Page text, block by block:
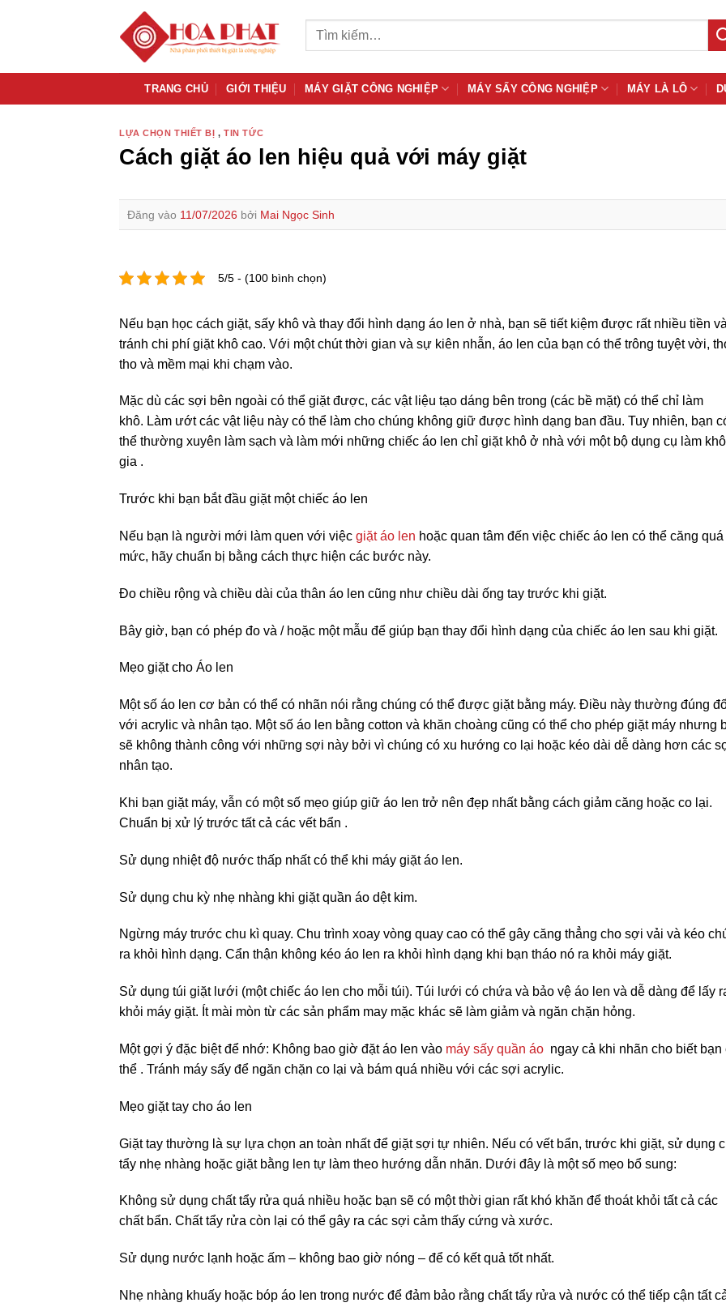
dung
Tìm
TRANG CHỦ GIỚI THIỆU MÁY GIẶT CÔNG NGHIỆP MÁY SẤY CÔNG NGHIỆP MÁY LÀ LÔ
LỰA CHỌN THIẾT BỊ , TIN TỨC
Cách giặt áo len hiệu quả với máy giặt
Đăng vào 11/07/2026 bởi Mai Ngọc Sinh
5/5 - (100 bình chọn)
Nếu bạn học cách giặt, sấy khô và thay đổi hình dạng áo len ở nhà, bạn sẽ tiết kiệm được rất nhiều tiền
tránh chi phí giặt khô cao. Với một chút thời gian và sự kiên nhẫn, áo len của bạn có thể trông tuyệt vời,
tho và mềm mại khi chạm vào.
Mặc dù các sợi bên ngoài có thể giặt được, các vật liệu tạo dáng bên trong (các bề mặt) có thể chỉ làm
khô. Làm ướt các vật liệu này có thể làm cho chúng không giữ được hình dạng ban đầu. Tuy nhiên, bạn
thể thường xuyên làm sạch và làm mới những chiếc áo len chỉ giặt khô ở nhà với một bộ dụng cụ làm
gia .
Trước khi bạn bắt đầu giặt một chiếc áo len
Nếu bạn là người mới làm quen với việc giặt áo len hoặc quan tâm đến việc chiếc áo len có thể căng quá
mức, hãy chuẩn bị bằng cách thực hiện các bước này.
Đo chiều rộng và chiều dài của thân áo len cũng như chiều dài ống tay trước khi giặt.
Bây giờ, bạn có phép đo và / hoặc một mẫu để giúp bạn thay đổi hình dạng của chiếc áo len sau khi giặt.
Mẹo giặt cho Áo len
Một số áo len cơ bản có thể có nhãn nói rằng chúng có thể được giặt bằng máy. Điều này thường đúng
với acrylic và nhân tạo. Một số áo len bằng cotton và khăn choàng cũng có thể cho phép giặt máy nhưng
sẽ không thành công với những sợi này bởi vì chúng có xu hướng co lại hoặc kéo dài dễ dàng hơn các
nhân tạo.
Khi bạn giặt máy, vẫn có một số mẹo giúp giữ áo len trở nên đẹp nhất bằng cách giảm căng hoặc co lại.
Chuẩn bị xử lý trước tất cả các vết bẩn .
Sử dụng nhiệt độ nước thấp nhất có thể khi máy giặt áo len.
Sử dụng chu kỳ nhẹ nhàng khi giặt quần áo dệt kim.
Ngừng máy trước chu kì quay. Chu trình xoay vòng quay cao có thể gây căng thẳng cho sợi vải và kéo
ra khỏi hình dạng. Cẩn thận không kéo áo len ra khỏi hình dạng khi bạn tháo nó ra khỏi máy giặt.
Sử dụng túi giặt lưới (một chiếc áo len cho mỗi túi). Túi lưới có chứa và bảo vệ áo len và dễ dàng để lấy
khỏi máy giặt. Ít mài mòn từ các sản phẩm may mặc khác sẽ làm giảm và ngăn chặn hỏng.
Một gợi ý đặc biệt để nhớ: Không bao giờ đặt áo len vào máy sấy quần áo ngay cả khi nhãn cho biết bạn
thể . Tránh máy sấy để ngăn chặn co lại và bám quá nhiều với các sợi acrylic.
Mẹo giặt tay cho áo len
Giặt tay thường là sự lựa chọn an toàn nhất để giặt sợi tự nhiên. Nếu có vết bẩn, trước khi giặt, sử dụng
tẩy nhẹ nhàng hoặc giặt bằng len tự làm theo hướng dẫn nhãn. Dưới đây là một số mẹo bổ sung:
Không sử dụng chất tẩy rửa quá nhiều hoặc bạn sẽ có một thời gian rất khó khăn để thoát khỏi tất cả các
chất bẩn. Chất tẩy rửa còn lại có thể gây ra các sợi cảm thấy cứng và xước.
Sử dụng nước lạnh hoặc ấm – không bao giờ nóng – để có kết quả tốt nhất.
Nhẹ nhàng khuấy hoặc bóp áo len trong nước để đảm bảo rằng chất tẩy rửa và nước có thể tiếp cận tất